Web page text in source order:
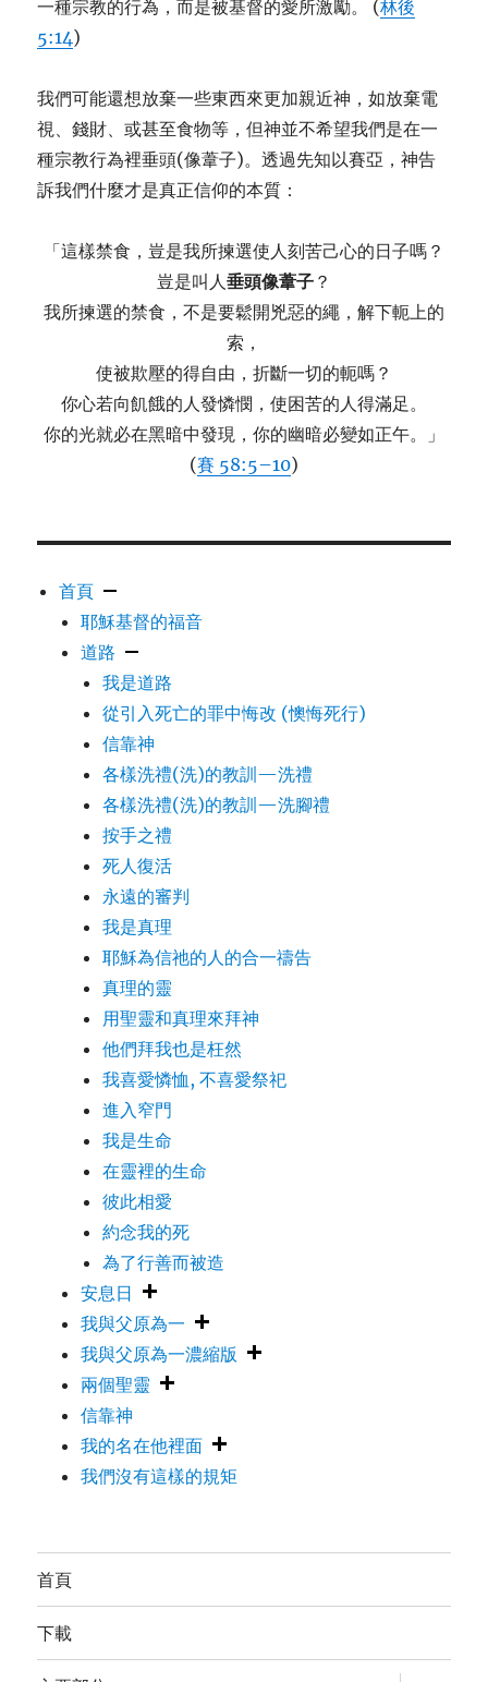
一種宗教的行為，而是被基督的愛所激勵。 (林後
5:14)
我們可能還想放棄一些東西來更加親近神，如放棄電
視、錢財、或甚至食物等，但神並不希望我們是在一
種宗教行為裡垂頭(像葦子)。透過先知以賽亞，神告
訴我們什麼才是真正信仰的本質：
「這樣禁食，豈是我所揀選使人刻苦己心的日子嗎？
豈是叫人垂頭像葦子 ？
我所揀選的禁食，不是要鬆開兇惡的繩，解下軛上的
索，
使被欺壓的得自由，折斷一切的軛嗎？
你心若向飢餓的人發憐憫，使困苦的人得滿足。
你的光就必在黑暗中發現，你的幽暗必變如正午。」
(賽 58:5–10)
首頁
耶穌基督的福音
道路
我是道路
從引入死亡的罪中悔改 (懊悔死行)
信靠神
各樣洗禮(洗)的教訓—洗禮
各樣洗禮(洗)的教訓—洗腳禮
按手之禮
死人復活
永遠的審判
我是真理
耶穌為信祂的人的合一禱告
真理的靈
用聖靈和真理來拜神
他們拜我也是枉然
我喜愛憐恤, 不喜愛祭祀
進入窄門
我是生命
在靈裡的生命
彼此相愛
約念我的死
為了行善而被造
安息日
我與父原為一
我與父原為一濃縮版
兩個聖靈
信靠神
我的名在他裡面
我們沒有這樣的規矩
首頁
下載